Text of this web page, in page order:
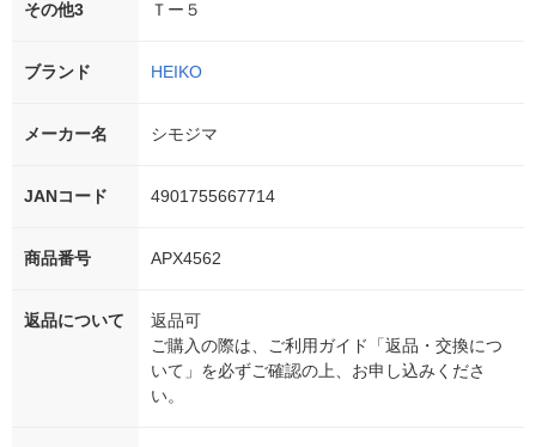
その他3 Ｔー５
ブランド HEIKO
メーカー名 シモジマ
JANコード 4901755667714
商品番号 APX4562
返品について
返品可
ご購入の際は、ご利用ガイド「返品・交換につ
いて」を必ずご確認の上、お申し込みくださ
い。